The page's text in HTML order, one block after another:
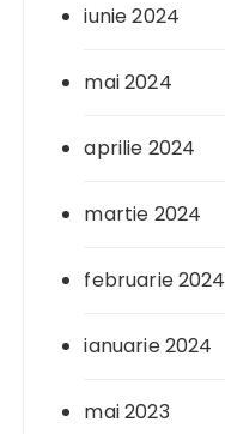
iunie 2024
mai 2024
aprilie 2024
martie 2024
februarie 2024
ianuarie 2024
mai 2023